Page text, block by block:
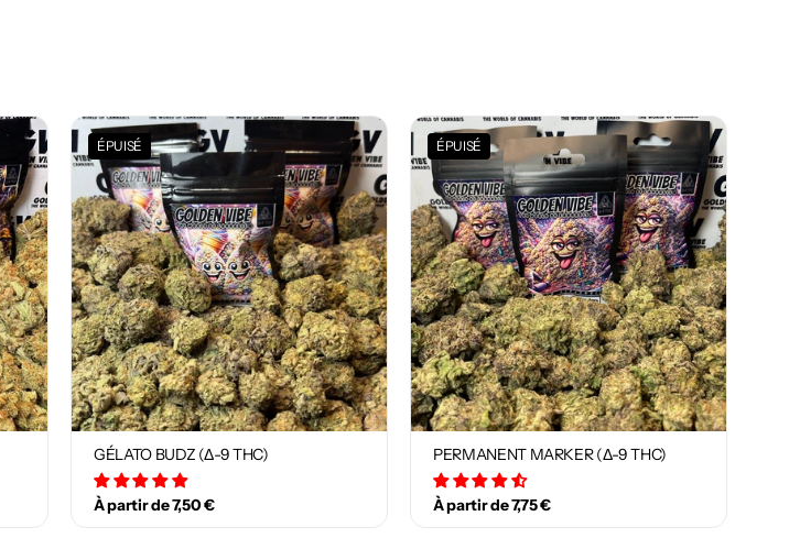
ÉPUISÉ
GÉLATO BUDZ (Δ-9 THC)
À partir de 7,50 €
ÉPUISÉ
PERMANENT MARKER (Δ-9 THC)
À partir de 7,75 €